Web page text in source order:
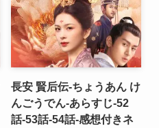
長安 賢后伝-ちょうあん け
んごうでん-あらすじ-52
話-53話-54話-感想付きネ